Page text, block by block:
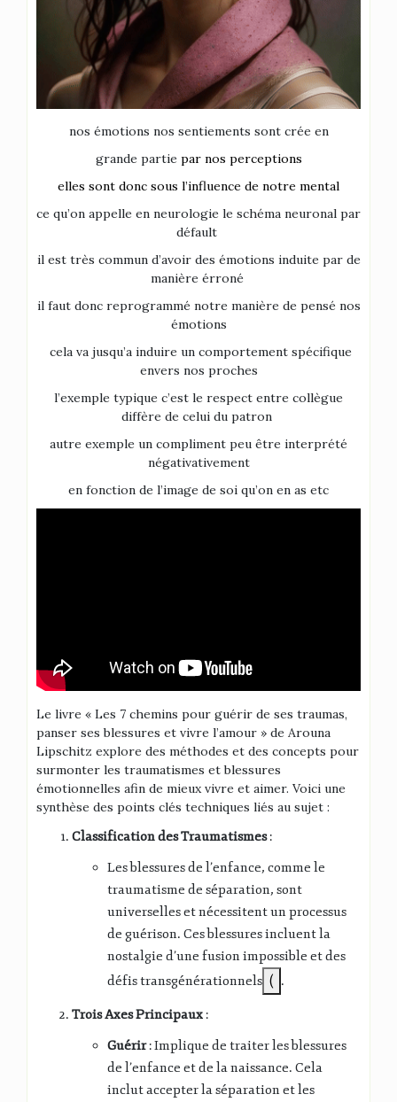
nos émotions nos sentiements sont crée en
grande partie par nos perceptions
elles sont donc sous l’influence de notre mental
ce qu’on appelle en neurologie le schéma neuronal par
défault
il est très commun d’avoir des émotions induite par de
manière érroné
il faut donc reprogrammé notre manière de pensé nos
émotions
cela va jusqu’a induire un comportement spécifique
envers nos proches
l’exemple typique c’est le respect entre collègue
diffère de celui du patron
autre exemple un compliment peu être interprété
négativativement
en fonction de l’image de soi qu’on en as etc
Le livre « Les 7 chemins pour guérir de ses traumas,
panser ses blessures et vivre l’amour » de Arouna
Lipschitz explore des méthodes et des concepts pour
surmonter les traumatismes et blessures
émotionnelles afin de mieux vivre et aimer. Voici une
synthèse des points clés techniques liés au sujet :
Classification des Traumatismes:
Les blessures de l’enfance, comme le
traumatisme de séparation, sont
universelles et nécessitent un processus
de guérison. Ces blessures incluent la
nostalgie d’une fusion impossible et des
défis transgénérationnels​ ( ​.
Trois Axes Principaux :
Guérir: Implique de traiter les blessures
de l’enfance et de la naissance. Cela
inclut accepter la séparation et les